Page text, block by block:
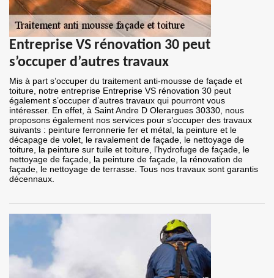
Entreprise VS rénovation 30 peut
s’occuper d’autres travaux
Mis à part s’occuper du traitement anti-mousse de façade et
toiture, notre entreprise Entreprise VS rénovation 30 peut
également s’occuper d’autres travaux qui pourront vous
intéresser. En effet, à Saint Andre D Olerargues 30330, nous
proposons également nos services pour s’occuper des travaux
suivants : peinture ferronnerie fer et métal, la peinture et le
décapage de volet, le ravalement de façade, le nettoyage de
toiture, la peinture sur tuile et toiture, l’hydrofuge de façade, le
nettoyage de façade, la peinture de façade, la rénovation de
façade, le nettoyage de terrasse. Tous nos travaux sont garantis
décennaux.